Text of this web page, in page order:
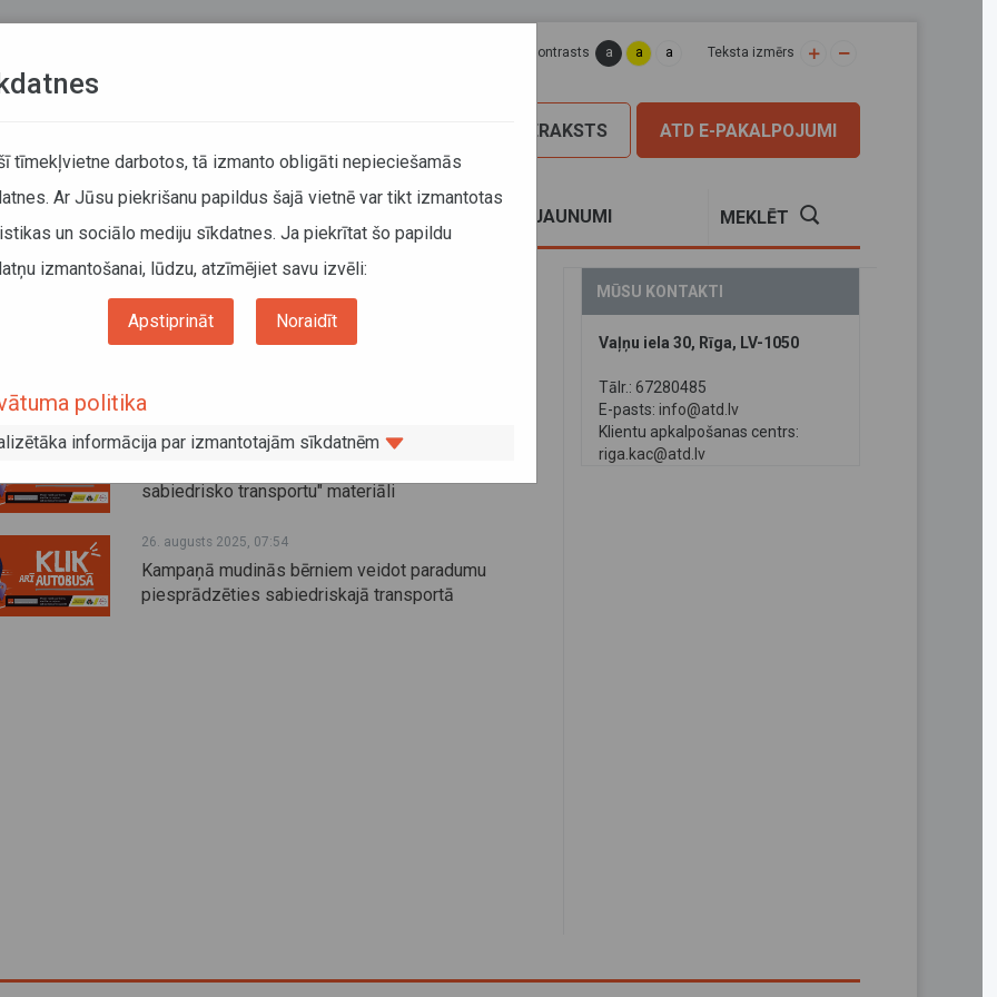
Lapas kontrasts a a a Teksta izmērs
ATD E-PAKALPOJUMI
PIERAKSTS
JAUNUMI MEKLĒT
transportu
26. augusts 2025, 07:58
sabiedrisko transportu" materiāli
26. augusts 2025, 07:54
Kampaņā mudinās bērniem veidot paradumu
piesprādzēties sabiedriskajā transportā
MŪSU KONTAKTI
Vaļņu iela 30, Rīga, LV-1050
Tālr.: 67280485
E-pasts: info@atd.lv
Klientu apkalpošanas centrs:
riga.kac@atd.lv
tīmekļvietne darbotos, tā izmanto obligāti nepieciešamās
Ar Jūsu piekrišanu papildus šajā vietnē var tikt izmantotas
un sociālo mediju sīkdatnes. Ja piekrītat šo papildu
izmantošanai, lūdzu, atzīmējiet savu izvēli:
Apstiprināt Noraidīt
politika
informācija par izmantotajām sīkdatnēm